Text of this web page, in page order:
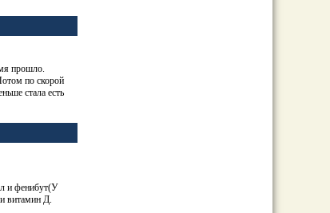
прошло.
по скорой
стала есть
и фенибут(У
витамин Д.